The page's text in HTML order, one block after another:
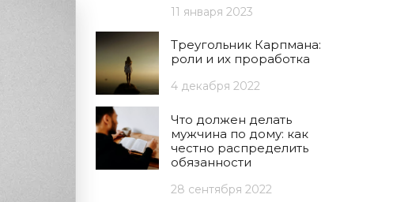
11 января 2023
Треугольник Карпмана:
роли и их проработка
4 декабря 2022
Что должен делать
мужчина по дому: как
честно распределить
обязанности
28 сентября 2022